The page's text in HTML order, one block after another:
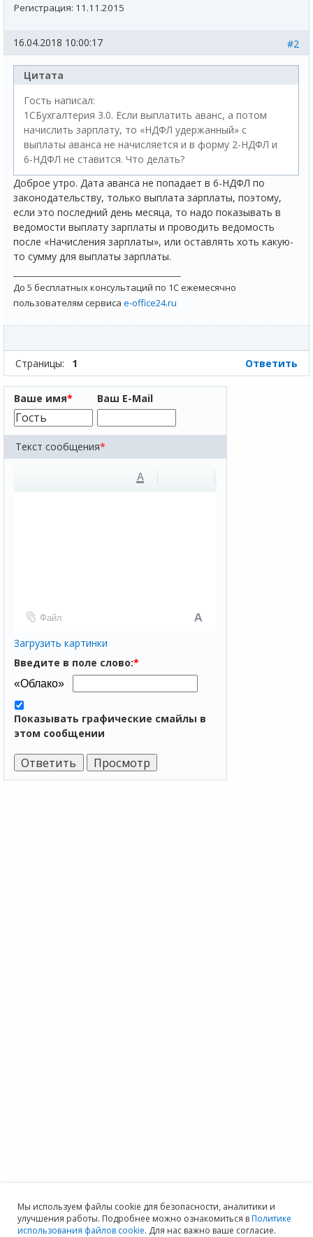
Регистрация: 11.11.2015
#2
16.04.2018 10:00:17
Цитата
Гость написал:
1СБухгалтерия 3.0. Если выплатить аванс, а потом
начислить зарплату, то «НДФЛ удержанный» с
выплаты аванса не начисляется и в форму 2-НДФЛ и
6-НДФЛ не ставится. Что делать?
Доброе утро. Дата аванса не попадает в 6-НДФЛ по
законодательству, только выплата зарплаты, поэтому,
если это последний день месяца, то надо показывать в
ведомости выплату зарплаты и проводить ведомость
после «Начисления зарплаты», или оставлять хоть какую-
то сумму для выплаты зарплаты.
До 5 бесплатных консультаций по 1С ежемесячно
пользователям сервиса e-office24.ru
Страницы: 1 Ответить
Ваше имя* Ваш E-Mail
Текст сообщения*
A
Файл
Загрузить картинки
Введите в поле слово:*
Показывать графические смайлы в
этом сообщении
Мы используем файлы cookie для безопасности, аналитики и
улучшения работы. Подробнее можно ознакомиться вПолитике
использования файлов cookie. Для нас важно ваше согласие.